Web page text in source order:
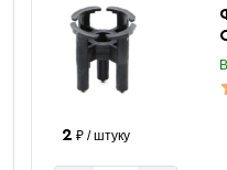
2 ₽ / штуку